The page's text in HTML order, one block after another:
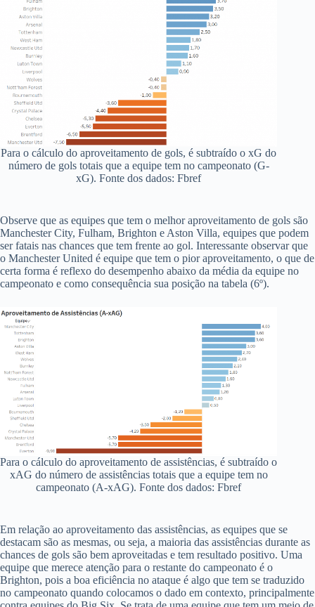
Para o cálculo do aproveitamento de gols, é subtraído o xG do
número de gols totais que a equipe tem no campeonato (G-
xG). Fonte dos dados: Fbref
Observe que as equipes que tem o melhor aproveitamento de gols são
Manchester City, Fulham, Brighton e Aston Villa, equipes que podem
ser fatais nas chances que tem frente ao gol. Interessante observar que
o Manchester United é equipe que tem o pior aproveitamento, o que de
certa forma é reflexo do desempenho abaixo da média da equipe no
campeonato e como consequência sua posição na tabela (6º).
Para o cálculo do aproveitamento de assistências, é subtraído o
xAG do número de assistências totais que a equipe tem no
campeonato (A-xAG). Fonte dos dados: Fbref
Em relação ao aproveitamento das assistências, as equipes que se
destacam são as mesmas, ou seja, a maioria das assistências durante as
chances de gols são bem aproveitadas e tem resultado positivo. Uma
equipe que merece atenção para o restante do campeonato é o
Brighton, pois a boa eficiência no ataque é algo que tem se traduzido
no campeonato quando colocamos o dado em contexto, principalmente